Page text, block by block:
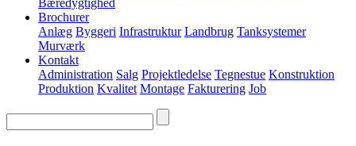
Bæredygtighed
Brochurer
Anlæg Byggeri Infrastruktur Landbrug Tanksystemer
Murværk
Kontakt
Administration Salg Projektledelse Tegnestue Konstruktion
Produktion Kvalitet Montage Fakturering Job